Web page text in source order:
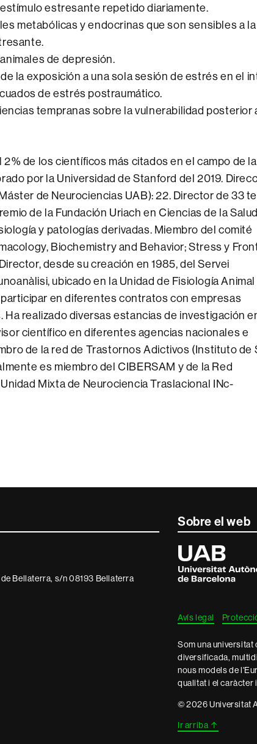
estresante repetido diariamente.
metabólicas y endocrinas que son sensibles a la
de depresión.
la exposición a una sola sesión de estrés en el
de estrés postraumático.
tempranas sobre la vulnerabilidad posterior
de los científicos más citados en el campo de la
por la Universidad de Stanford del 2019.
de Neurociencias UAB): 22. Director de 33
de la Fundación Uriach en Ciencias de la Salud
y patologías derivadas. Miembro del comité
Biochemistry and Behavior; Stress y
desde su creación en 1985, del Servei
ubicado en la Unidad de Fisiología Animal
en diferentes contratos con empresas
realizado diversas estancias de investigación
científico en diferentes agencias nacionales e
de la red de Trastornos Adictivos (Instituto de
es miembro del CIBERSAM y de la Red
Mixta de Neurociencia Traslacional INc-
Bellaterra, s/n 08193 Bellaterra
Sobre el web
Universitat
Autònoma
de
Barcelona
Avís legal
Som una universitat
diversificada,
nous models de
qualitat i el caràcter
© 2026 Universitat
Ir arriba ↑